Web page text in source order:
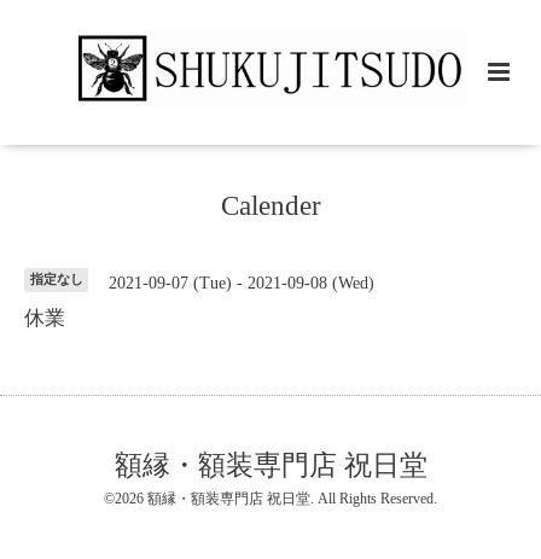
Calender
指定なし 2021-09-07 (Tue) - 2021-09-08 (Wed)
休業
額縁・額装専門店 祝日堂
©2026 額縁・額装専門店 祝日堂 . All Rights Reserved.